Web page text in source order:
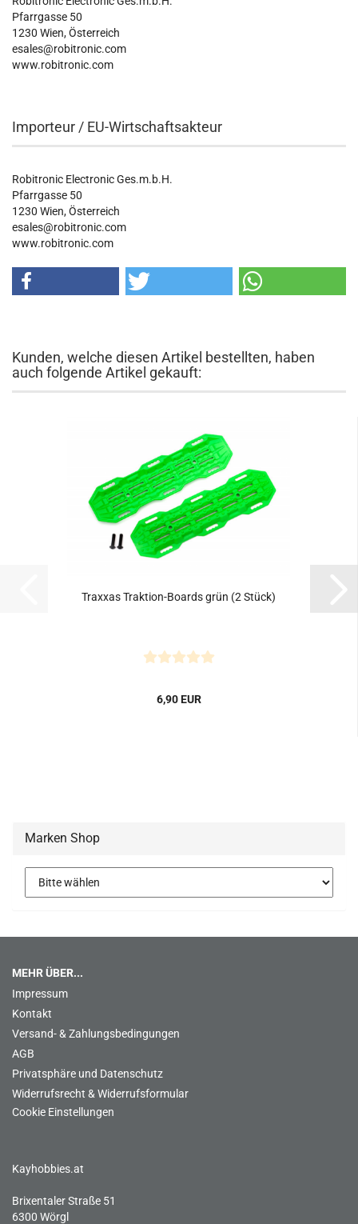
Pfarrgasse 50
1230 Wien, Österreich
esales@robitronic.com
www.robitronic.com
Importeur / EU-Wirtschaftsakteur
Robitronic Electronic Ges.m.b.H.
Pfarrgasse 50
1230 Wien, Österreich
esales@robitronic.com
www.robitronic.com
Kunden, welche diesen Artikel bestellten, haben
auch folgende Artikel gekauft:
Traxxas Traktion-Boards grün (2 Stück)
6,90 EUR
Marken Shop
MEHR ÜBER...
Impressum
Kontakt
Versand- & Zahlungsbedingungen
AGB
Privatsphäre und Datenschutz
Widerrufsrecht & Widerrufsformular
Cookie Einstellungen
Kayhobbies.at
Brixentaler Straße 51
6300 Wörgl